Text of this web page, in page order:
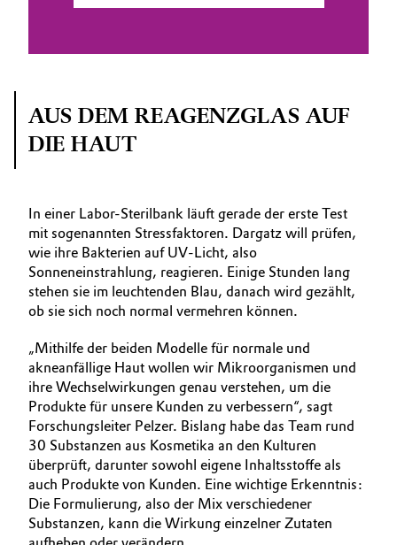
AUS DEM REAGENZGLAS AUF
DIE HAUT
In einer Labor-Sterilbank läuft gerade der erste Test
mit sogenannten Stressfaktoren. Dargatz will prüfen,
wie ihre Bakterien auf UV-Licht, also
Sonneneinstrahlung, reagieren. Einige Stunden lang
stehen sie im leuchtenden Blau, danach wird gezählt,
ob sie sich noch normal vermehren können.
„Mithilfe der beiden Modelle für normale und
akneanfällige Haut wollen wir Mikroorganismen und
ihre Wechselwirkungen genau verstehen, um die
Produkte für unsere Kunden zu verbessern“, sagt
Forschungsleiter Pelzer. Bislang habe das Team rund
30 Substanzen aus Kosmetika an den Kulturen
überprüft, darunter sowohl eigene Inhaltsstoffe als
auch Produkte von Kunden. Eine wichtige Erkenntnis:
Die Formulierung, also der Mix verschiedener
Substanzen, kann die Wirkung einzelner Zutaten